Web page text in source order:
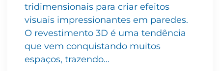
tridimensionais para criar efeitos
visuais impressionantes em paredes.
O revestimento 3D é uma tendência
que vem conquistando muitos
espaços, trazendo…